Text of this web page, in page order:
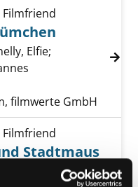
Filmfriend
Elfie;
filmwerte GmbH
Filmfriend
Stadtmaus